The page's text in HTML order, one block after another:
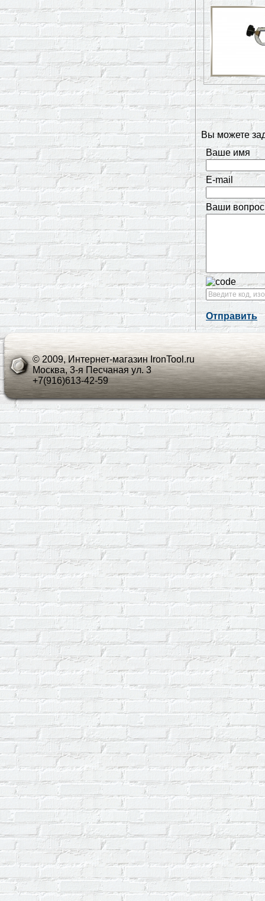
Вы можете
Ваше имя
E-mail
Ваши
Отправить
© 2009, Интернет-магазин IronTool.ru
Москва, 3-я Песчаная ул. 3
+7(916)613-42-59